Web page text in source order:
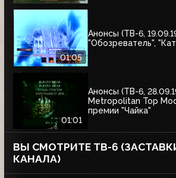
01:05
Анонсы (ТВ-6,
"Обозреватель",
01:01
Анонсы (ТВ-6,
Metropolitan Top
премии "Чайка"
ВЫ СМОТРИТЕ ТВ-6
КАНАЛА)